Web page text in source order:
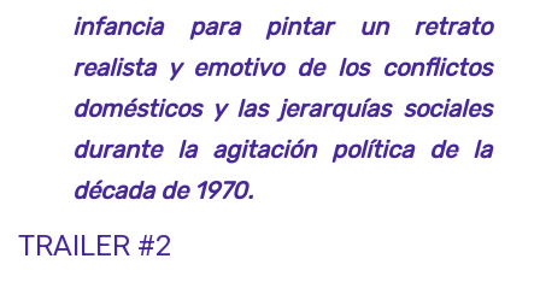
infancia para pintar un retrato
realista y emotivo de los conflictos
domésticos y las jerarquías sociales
durante la agitación política de la
década de 1970.
TRAILER #2